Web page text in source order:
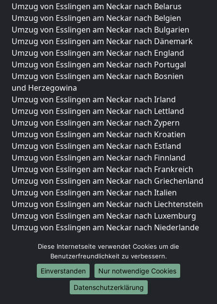
Umzug von Esslingen am Neckar nach Belarus
Umzug von Esslingen am Neckar nach Belgien
Umzug von Esslingen am Neckar nach Bulgarien
Umzug von Esslingen am Neckar nach Dänemark
Umzug von Esslingen am Neckar nach England
Umzug von Esslingen am Neckar nach Portugal
Umzug von Esslingen am Neckar nach Bosnien
und Herzegowina
Umzug von Esslingen am Neckar nach Irland
Umzug von Esslingen am Neckar nach Lettland
Umzug von Esslingen am Neckar nach Zypern
Umzug von Esslingen am Neckar nach Kroatien
Umzug von Esslingen am Neckar nach Estland
Umzug von Esslingen am Neckar nach Finnland
Umzug von Esslingen am Neckar nach Frankreich
Umzug von Esslingen am Neckar nach Griechenland
Umzug von Esslingen am Neckar nach Italien
Umzug von Esslingen am Neckar nach Liechtenstein
Umzug von Esslingen am Neckar nach Luxemburg
Umzug von Esslingen am Neckar nach Niederlande
Umzüge-Deutschlandweit
Umzug von Esslingen am Neckar nach Berlin
Umzug von Esslingen am Neckar nach Hamburg
Umzug von Esslingen am Neckar nach München
Diese Internetseite verwendet Cookies um die
Benutzerfreundlichkeit zu verbessern.
Einverstanden
Nur notwendige Cookies
Datenschutzerklärung